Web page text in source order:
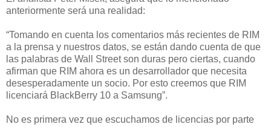
anteriormente será una realidad:
“Tomando en cuenta los comentarios más recientes de RIM
a la prensa y nuestros datos, se están dando cuenta de que
las palabras de Wall Street son duras pero ciertas, cuando
afirman que RIM ahora es un desarrollador que necesita
desesperadamente un socio. Por esto creemos que RIM
licenciará BlackBerry 10 a Samsung”.
No es primera vez que escuchamos de licencias por parte